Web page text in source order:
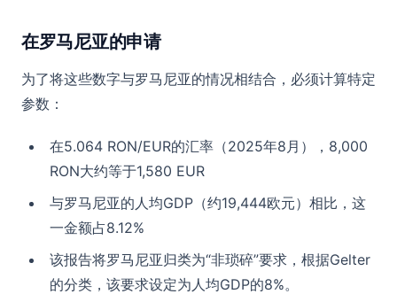
在罗马尼亚的申请
为了将这些数字与罗马尼亚的情况相结合，必须计算特定
参数：
在5.064 RON/EUR的汇率（2025年8月），8,000
RON大约等于1,580 EUR
与罗马尼亚的人均GDP（约19,444欧元）相比，这
一金额占8.12%
该报告将罗马尼亚归类为“非琐碎”要求，根据Gelter
的分类，该要求设定为人均GDP的8%。